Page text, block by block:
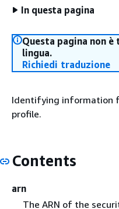
In questa pagina
Questa pagina non
lingua.
Richiedi traduzione
Identifying information
profile.
Contents
arn
The ARN of the